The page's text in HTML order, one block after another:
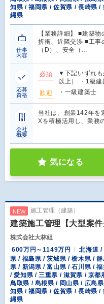
知県 / 福岡県 / 佐賀県 / 長崎県
縄県
仕事
内容
【業務詳細】 ■建築
折衝、近隣交渉 ■工事
（D）、安全（…
応募
資格
必須
▼下記いずれも
以上） ・1級
歓迎
・一級建築士
会社
概要
当社は、創業142年を
Xを積極活用し、業務
気になる
NEW 施工管理（建築）
建築施工管理【大型案
株式会社大林組
600万円～1149万円
北海道 /
県 / 福島県 / 茨城県 / 栃木県 /
県 / 新潟県 / 富山県 / 石川県 /
/ 愛知県 / 三重県 / 滋賀県 / 京
鳥取県 / 島根県 / 岡山県 / 広島
知県 / 福岡県 / 佐賀県 / 長崎県
縄県